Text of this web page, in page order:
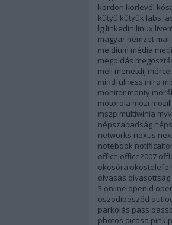
kordon körlevél
kütyü kütyük labs
lg linkedin linux
magyar nemzet mail
me.dium média
megoldás
mell menetdíj mérce
mindfulness miro
monitor monty morál
motorola mozi
mszp multiwinia
népszabadság
networks nexus
notebook
office office2007
okosóra
olvasás olvasottság
3 online openid
öszödibeszéd
parkolás pass
photos picasa pink